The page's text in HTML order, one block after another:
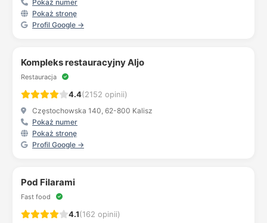
Pokaż numer
Pokaż stronę
Profil Google →
Kompleks restauracyjny Aljo
Restauracja
4.4(2152 opinii)
Częstochowska 140, 62-800 Kalisz
Pokaż numer
Pokaż stronę
Profil Google →
Pod Filarami
Fast food
4.1(162 opinii)